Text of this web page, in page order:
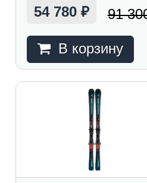
54 780 ₽ 91
В корзину